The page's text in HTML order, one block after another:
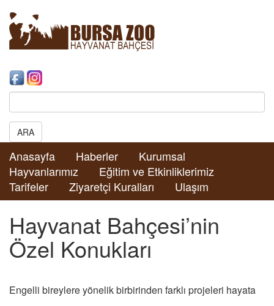
Search:
ARA
Anasayfa Haberler
Kurumsal
Hayvanlarımız
Eğitim ve Etkinliklerimiz
Tarifeler
Ziyaretçi Kuralları Ulaşım
Hayvanat Bahçesi’nin
Özel Konukları
Engelli bireylere yönelik birbirinden farklı projeleri hayata